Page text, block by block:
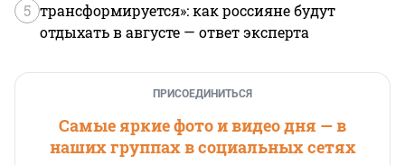
5 трансформируется»: как россияне будут
отдыхать в августе — ответ эксперта
ПРИСОЕДИНИТЬСЯ
Самые яркие фото и видео дня — в
наших группах в социальных сетях